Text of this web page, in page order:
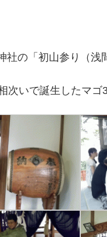
社の「初山参り（浅
次いで誕生したマゴ